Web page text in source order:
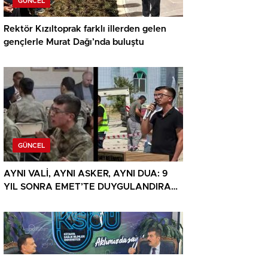
Rektör Kızıltoprak farklı illerden gelen
gençlerle Murat Dağı’nda buluştu
GÜNCEL
AYNI VALİ, AYNI ASKER, AYNI DUA: 9
YIL SONRA EMET’TE DUYGULANDIRAN